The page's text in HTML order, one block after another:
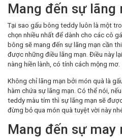
Mang đến sự lãng
Tại sao gấu bông teddy luôn là một
chọn nhiều nhất để dành cho các cô
bông sẽ mang đến sự lãng mạn cần
được những điều lãng mạn. Điều này
nàng hiền lành, có tính cách mộng mơ.
Không chỉ lãng mạn bởi món quà là
hàm chứa sự lãng mạn. Có thể nói,
teddy màu tím thì sự lãng mạn sẽ
đừng bỏ qua món quà tuyệt vời này
Mang đến sự may